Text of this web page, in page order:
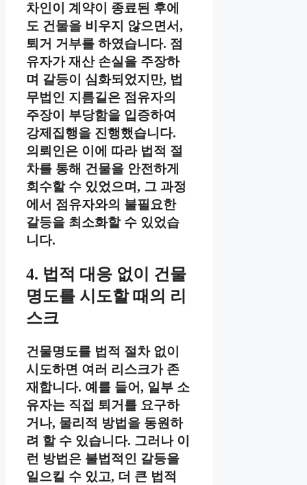
차인이 계약이 종료된 후에
도 건물을 비우지 않으면서,
퇴거 거부를 하였습니다. 점
유자가 재산 손실을 주장하
며 갈등이 심화되었지만, 법
무법인 지름길은 점유자의
주장이 부당함을 입증하여
강제집행을 진행했습니다.
의뢰인은 이에 따라 법적 절
차를 통해 건물을 안전하게
회수할 수 있었으며, 그 과정
에서 점유자와의 불필요한
갈등을 최소화할 수 있었습
니다.
4. 법적 대응 없이 건물
명도를 시도할 때의 리
스크
건물명도를 법적 절차 없이
시도하면 여러 리스크가 존
재합니다. 예를 들어, 일부 소
유자는 직접 퇴거를 요구하
거나, 물리적 방법을 동원하
려 할 수 있습니다. 그러나 이
런 방법은 불법적인 갈등을
일으킬 수 있고, 더 큰 법적